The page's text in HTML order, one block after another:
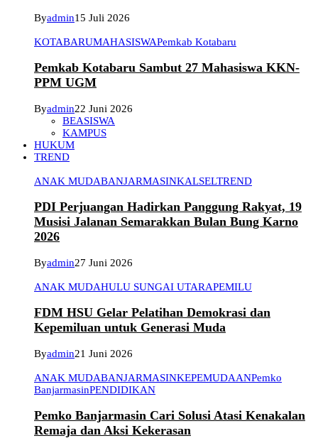
Byadmin15 Juli 2026
KOTABARUMAHASISWAPemkab Kotabaru
Pemkab Kotabaru Sambut 27 Mahasiswa KKN-
PPM UGM
Byadmin22 Juni 2026
BEASISWA
KAMPUS
HUKUM
TREND
ANAK MUDABANJARMASINKALSELTREND
PDI Perjuangan Hadirkan Panggung Rakyat, 19
Musisi Jalanan Semarakkan Bulan Bung Karno
2026
Byadmin27 Juni 2026
ANAK MUDAHULU SUNGAI UTARAPEMILU
FDM HSU Gelar Pelatihan Demokrasi dan
Kepemiluan untuk Generasi Muda
Byadmin21 Juni 2026
ANAK MUDABANJARMASINKEPEMUDAANPemko
BanjarmasinPENDIDIKAN
Pemko Banjarmasin Cari Solusi Atasi Kenakalan
Remaja dan Aksi Kekerasan